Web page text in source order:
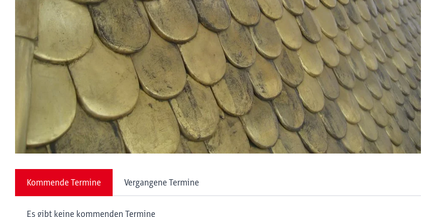
Kommende Termine Vergangene Termine
Es gibt keine kommenden Termine